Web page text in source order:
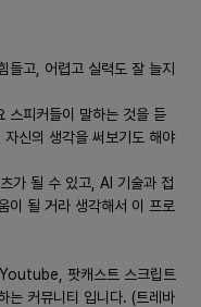
플랫폼의 증가와 함께 확
학습 경험을 제공합니
간 피드백 시스템을 위
기술 발전과 코로나 이
등의 전통적인 학습
과 같은 실시간 학습과
들고, 어렵고 실력도 잘 늘지
스피커들이 말하는 것을 듣
신의 생각을 써보기도 해야
가 될 수 있고, AI 기술과 접
이 될 거라 생각해서 이 프로
팟캐스트 스크립트
는 커뮤니티 입니다. (트레바